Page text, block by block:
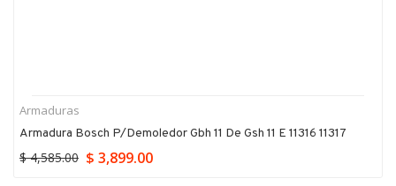
Armaduras
Armadura Bosch P/demoledor Gbh 11 De Gsh 11 E 11316 11317
$ 4,585.00 $ 3,899.00